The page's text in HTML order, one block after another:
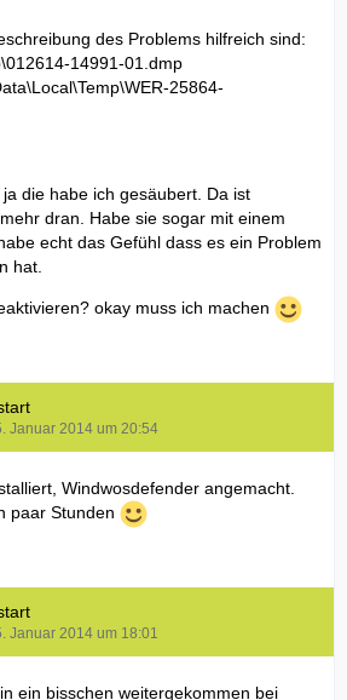
des Problems hilfreich sind:
14991-01.dmp
25864-
die habe ich gesäubert. Da ist
dran. Habe sie sogar mit einem
echt das Gefühl dass es ein Problem
hat.
okay muss ich machen
Januar 2014 um 20:54
Windwosdefender angemacht.
paar Stunden
Januar 2014 um 18:01
ein bisschen weitergekommen bei